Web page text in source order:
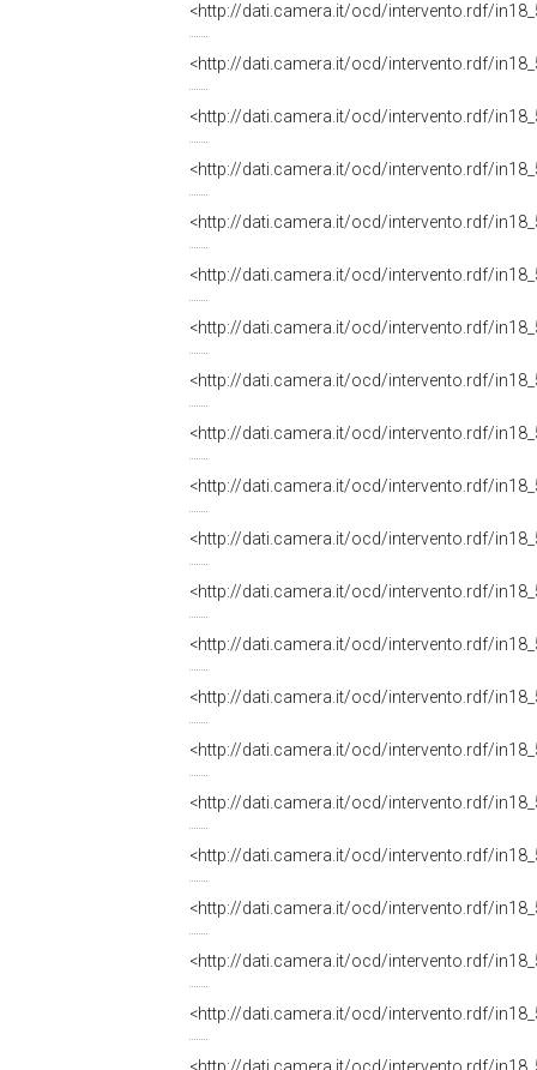
<http://dati.camera.it/ocd/intervento.rdf/
<http://dati.camera.it/ocd/intervento.rdf/
<http://dati.camera.it/ocd/intervento.rdf/
<http://dati.camera.it/ocd/intervento.rdf/
<http://dati.camera.it/ocd/intervento.rdf/
<http://dati.camera.it/ocd/intervento.rdf/
<http://dati.camera.it/ocd/intervento.rdf/
<http://dati.camera.it/ocd/intervento.rdf/
<http://dati.camera.it/ocd/intervento.rdf/
<http://dati.camera.it/ocd/intervento.rdf/
<http://dati.camera.it/ocd/intervento.rdf/
<http://dati.camera.it/ocd/intervento.rdf/
<http://dati.camera.it/ocd/intervento.rdf/
<http://dati.camera.it/ocd/intervento.rdf/
<http://dati.camera.it/ocd/intervento.rdf/
<http://dati.camera.it/ocd/intervento.rdf/
<http://dati.camera.it/ocd/intervento.rdf/
<http://dati.camera.it/ocd/intervento.rdf/
<http://dati.camera.it/ocd/intervento.rdf/
<http://dati.camera.it/ocd/intervento.rdf/